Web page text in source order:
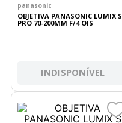
panasonic
OBJETIVA PANASONIC LUMIX S
PRO 70-200MM F/4 OIS
INDISPONÍVEL